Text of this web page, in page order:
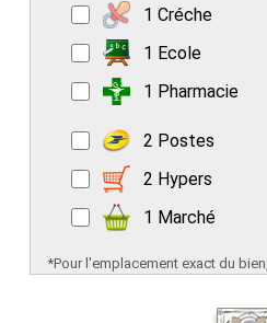
1 Créche
1 Ecole
1 Pharmacie
2 Postes
2 Hypers
1 Marché
*Pour l'emplacement exact du